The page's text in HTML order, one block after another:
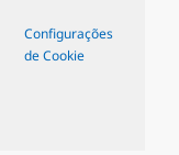
Configurações
de Cookie